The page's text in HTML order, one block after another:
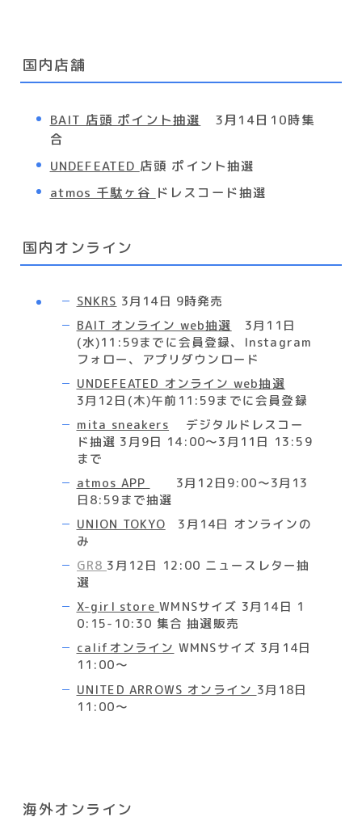
国内店舗
BAIT 店頭 ポイント抽選
3月14日10時集
合
UNDEFEATED 店頭 ポイント抽選
atmos 千駄ヶ谷 ドレスコード抽選
国内オンライン
SNKRS 3月14日 9時発売
BAIT オンライン web抽選 3月11日
(水)11:59までに会員登録、Instagram
フォロー、アプリダウンロード
UNDEFEATED オンライン web抽選
3月12日(木)午前11:59までに会員登録
mita sneakers デジタルドレスコー
ド抽選 3月9日 14:00～3月11日 13:59
まで
atmos APP
3月12日9:00〜3月13
日8:59まで抽選
UNION TOKYO 3月14日 オンラインの
み
GR8 3月12日 12:00 ニュースレター抽
選
X-girl storeWMNSサイズ 3月14日 1
0:15-10:30 集合 抽選販売
califオンライン WMNSサイズ 3月14日
11:00～
UNITED ARROWS オンライン 3月18日
11:00～
海外オンライン